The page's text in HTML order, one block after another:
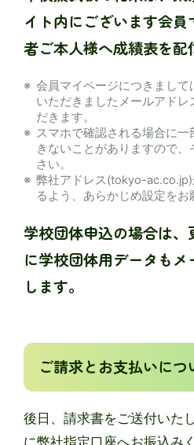
イト内にございます会
者ご本人様へ成績表を配
会員マイページにつきまして
いただきましたメールアド
だきます。
スマホで確認される場合に
きないことがありますので
さい。
弊社アドレス(tokyo-
るよう、あらかじめ設定をお
学校団体申込の場合は
に学校団体用データも
します。
ご請求とお支払いにつ
後日、請求書をご送付いた